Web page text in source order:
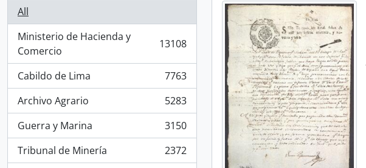
All
Ministerio de Hacienda y
Comercio
, 13108 results 13108
Cabildo de Lima
, 7763 results
7763
Archivo Agrario
, 5283 results
5283
Guerra y Marina
, 3150 results
3150
Tribunal de Minería
, 2372 results
2372